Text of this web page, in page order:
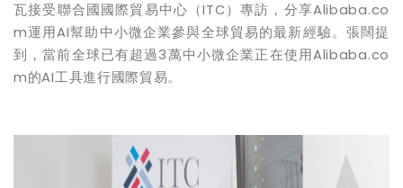
瓦接受聯合國國際貿易中心（ITC）專訪，分享Alibaba.co
m運用AI幫助中小微企業參與全球貿易的最新經驗。張闊提
到，當前全球已有超過3萬中小微企業正在使用Alibaba.co
m的AI工具進行國際貿易。